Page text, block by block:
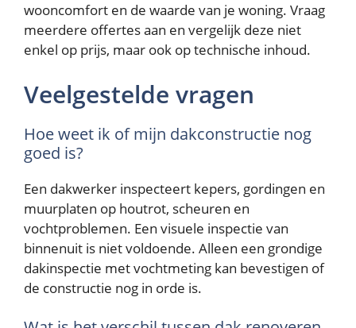
wooncomfort en de waarde van je woning. Vraag
meerdere offertes aan en vergelijk deze niet
enkel op prijs, maar ook op technische inhoud.
Veelgestelde vragen
Hoe weet ik of mijn dakconstructie nog
goed is?
Een dakwerker inspecteert kepers, gordingen en
muurplaten op houtrot, scheuren en
vochtproblemen. Een visuele inspectie van
binnenuit is niet voldoende. Alleen een grondige
dakinspectie met vochtmeting kan bevestigen of
de constructie nog in orde is.